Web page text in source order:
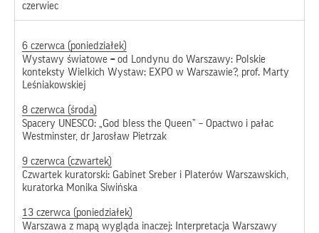
czerwiec
6 czerwca (poniedziałek)
Wystawy światowe – od Londynu do Warszawy: Polskie
konteksty Wielkich Wystaw: EXPO w Warszawie?, prof. Marty
Leśniakowskiej
8 czerwca (środa)
Spacery UNESCO: „God bless the Queen” – Opactwo i pałac
Westminster, dr Jarosław Pietrzak
9 czerwca (czwartek)
Czwartek kuratorski: Gabinet Sreber i Platerów Warszawskich,
kuratorka Monika Siwińska
13 czerwca (poniedziałek)
Warszawa z mapą wygląda inaczej: Interpretacja Warszawy